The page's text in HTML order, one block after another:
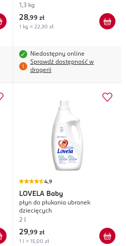
1,3 kg
28,99 zł
1 kg = 22,30 zł
Niedostępny online
Sprawdź dostępność w
drogerii
4,9
LOVELA Baby
płyn do płukania ubranek
dziecięcych
2 l
29,99 zł
1 l = 15,00 zł